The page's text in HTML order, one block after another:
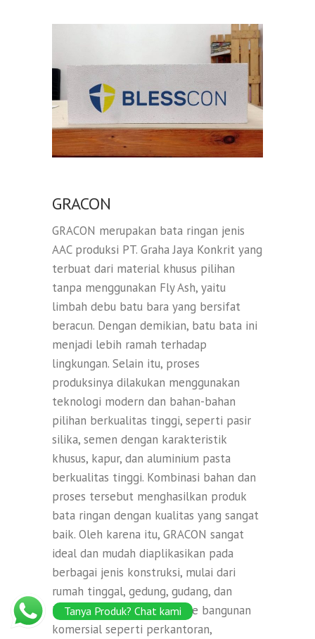
GRACON
GRACON merupakan bata ringan jenis
AAC produksi PT. Graha Jaya Konkrit yang
terbuat dari material khusus pilihan
tanpa menggunakan Fly Ash, yaitu
limbah debu batu bara yang bersifat
beracun. Dengan demikian, batu bata ini
menjadi lebih ramah terhadap
lingkungan. Selain itu, proses
produksinya dilakukan menggunakan
teknologi modern dan bahan-bahan
pilihan berkualitas tinggi, seperti pasir
silika, semen dengan karakteristik
khusus, kapur, dan aluminium pasta
berkualitas tinggi. Kombinasi bahan dan
proses tersebut menghasilkan produk
bata ringan dengan kualitas yang sangat
baik. Oleh karena itu, GRACON sangat
ideal dan mudah diaplikasikan pada
berbagai jenis konstruksi, mulai dari
rumah tinggal, gedung, gudang, dan
bangunan industri, hingga ke bangunan
komersial seperti perkantoran,
Tanya Produk? Chat kami